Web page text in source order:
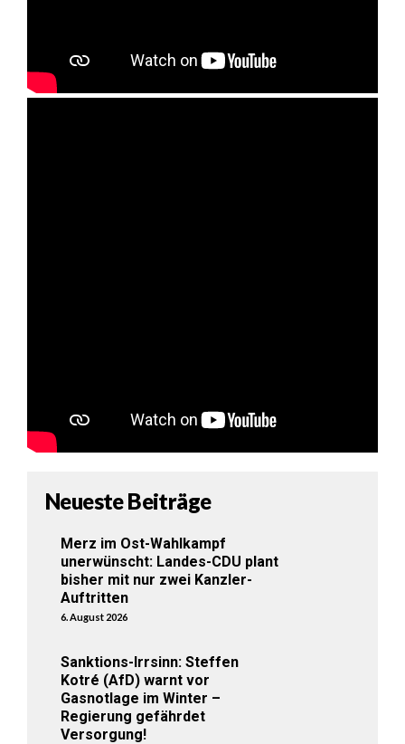
Neueste Beiträge
Merz im Ost-Wahlkampf
unerwünscht: Landes-CDU plant
bisher mit nur zwei Kanzler-
Auftritten
6. August 2026
Sanktions-Irrsinn: Steffen
Kotré (AfD) warnt vor
Gasnotlage im Winter –
Regierung gefährdet
Versorgung!